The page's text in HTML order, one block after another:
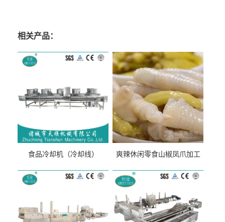
相关产品：
食品冷却机（冷却线）
爽辣休闲零食山椒凤爪加工
流水线）